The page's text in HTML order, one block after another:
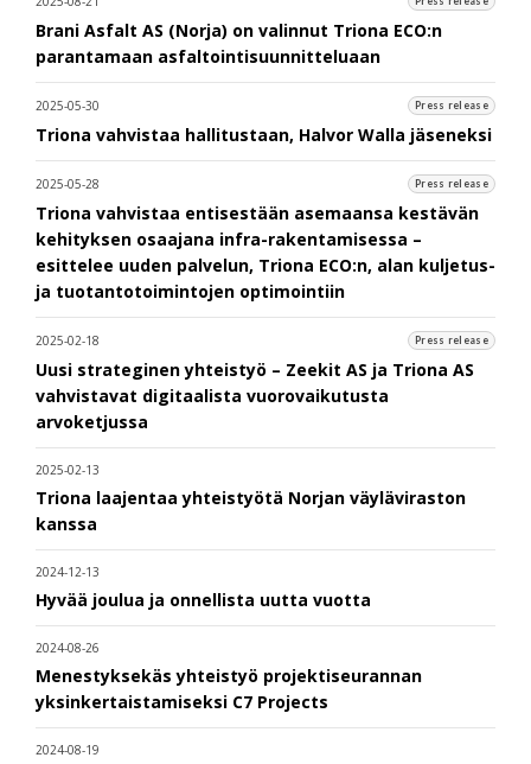
Brani Asfalt AS (Norja) on valinnut Triona ECO:n
parantamaan asfaltointisuunnitteluaan
2025-05-30 Press release
Triona vahvistaa hallitustaan, Halvor Walla jäseneksi
2025-05-28 Press release
Triona vahvistaa entisestään asemaansa kestävän
kehityksen osaajana infra-rakentamisessa –
esittelee uuden palvelun, Triona ECO:n, alan kuljetus-
ja tuotantotoimintojen optimointiin
2025-02-18 Press release
Uusi strateginen yhteistyö – Zeekit AS ja Triona AS
vahvistavat digitaalista vuorovaikutusta
arvoketjussa
2025-02-13
Triona laajentaa yhteistyötä Norjan väyläviraston
kanssa
2024-12-13
Hyvää joulua ja onnellista uutta vuotta
2024-08-26
Menestyksekäs yhteistyö projektiseurannan
yksinkertaistamiseksi C7 Projects
2024-08-19